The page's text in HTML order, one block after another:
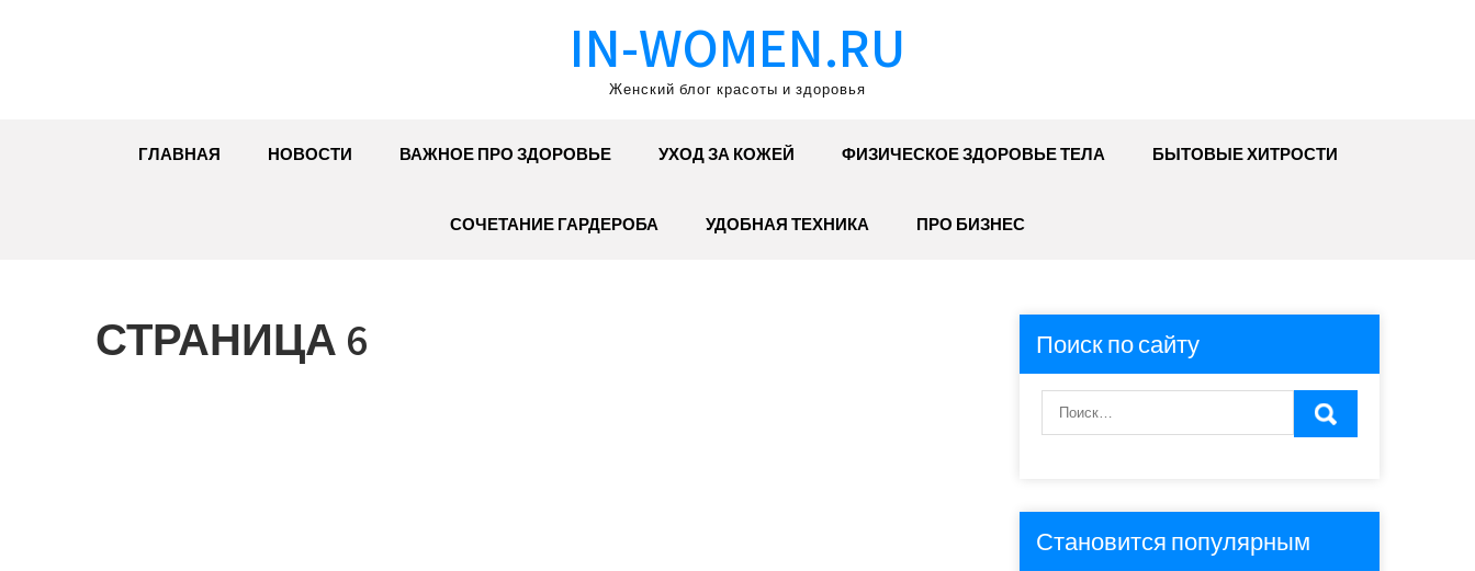
IN-WOMEN.RU
Женский блог красоты и здоровья
ГЛАВНАЯ НОВОСТИ ВАЖНОЕ ПРО ЗДОРОВЬЕ УХОД ЗА КОЖЕЙ ФИЗИЧЕСКОЕ ЗДОРОВЬЕ ТЕЛА БЫТОВЫЕ ХИТРОСТИ
СОЧЕТАНИЕ ГАРДЕРОБА УДОБНАЯ ТЕХНИКА ПРО БИЗНЕС
СТРАНИЦА 6 Поиск по сайту
Становится популярным